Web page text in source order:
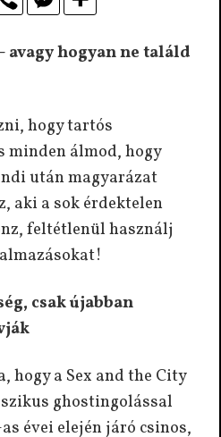
avagy hogyan ne találd
hogy tartós
minden álmod, hogy
után magyarázat
aki a sok érdektelen
feltétlenül használj
csak újabban
hogy a Sex and the City
ghostingolással
évei elején járó csinos,